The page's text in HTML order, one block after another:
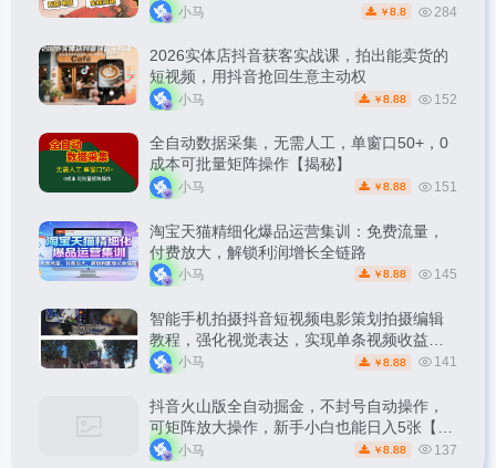
松副业【揭秘】
小马 ￥ 8.8 284
2026实体店抖音获客实战课，拍出能卖货的
短视频，用抖音抢回生意主动权
小马 ￥ 8.88 152
全自动数据采集，无需人工，单窗口50+，0
成本可批量矩阵操作【揭秘】
小马 ￥ 8.88 151
淘宝天猫精细化爆品运营集训：免费流量，
付费放大，解锁利润增长全链路
小马 ￥ 8.88 145
智能手机拍摄抖音短视频电影策划拍摄编辑
教程，强化视觉表达，实现单条视频收益破
1k
小马 ￥ 8.88 141
抖音火山版全自动掘金，不封号自动操作，
可矩阵放大操作，新手小白也能日入5张【揭
秘】小马 ￥ 8.88 137